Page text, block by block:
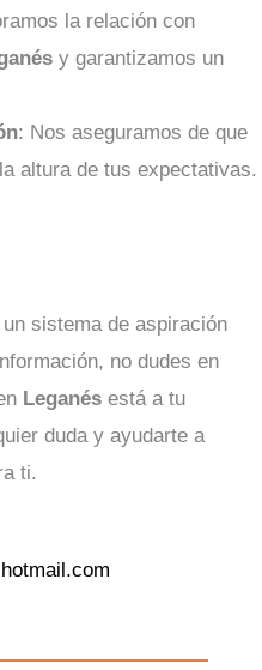
la relación con
y garantizamos un
: Nos aseguramos de que
altura de tus expectativas.
sistema de aspiración
no dudes en
Leganés está a tu
duda y ayudarte a
ti.